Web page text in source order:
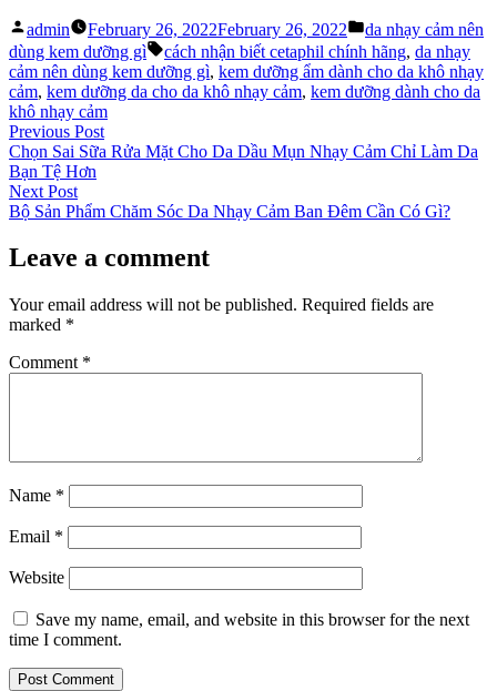
Posted
by
admin February 26, 2022February 26, 2022
Posted
in
da nhạy cảm nên
dùng kem dưỡng gì
Tags:
cách nhận biết cetaphil chính hãng, da nhạy
cảm nên dùng kem dưỡng gì, kem dưỡng ẩm dành cho da khô nhạy
cảm, kem dưỡng da cho da khô nhạy cảm, kem dưỡng dành cho da
khô nhạy cảm
Post
navigation
Previous PostPrevious
post:
Chọn Sai Sữa Rửa Mặt Cho Da Dầu Mụn Nhạy Cảm Chỉ Làm Da
Bạn Tệ Hơn
Next PostNext
post:
Bộ Sản Phẩm Chăm Sóc Da Nhạy Cảm Ban Đêm Cần Có Gì?
Leave a comment
Your email address will not be published. Required fields are
marked *
Comment *
Name *
Email *
Website
Save my name, email, and website in this browser for the next
time I comment.